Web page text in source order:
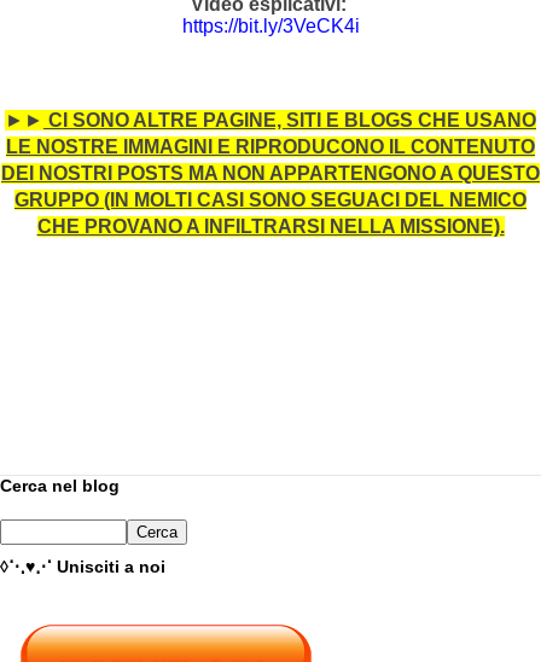
https://bit.ly/3VeCK4i
► ► CI SONO ALTRE PAGINE, SITI E BLOGS CHE USANO
LE NOSTRE IMMAGINI E RIPRODUCONO IL CONTENUTO
DEI NOSTRI POSTS MA NON APPARTENGONO A QUESTO
GRUPPO (IN MOLTI CASI SONO SEGUACI DEL NEMICO
CHE PROVANO A INFILTRARSI NELLA MISSIONE).
Cerca nel blog
◊⋱♥⋰ Unisciti a noi